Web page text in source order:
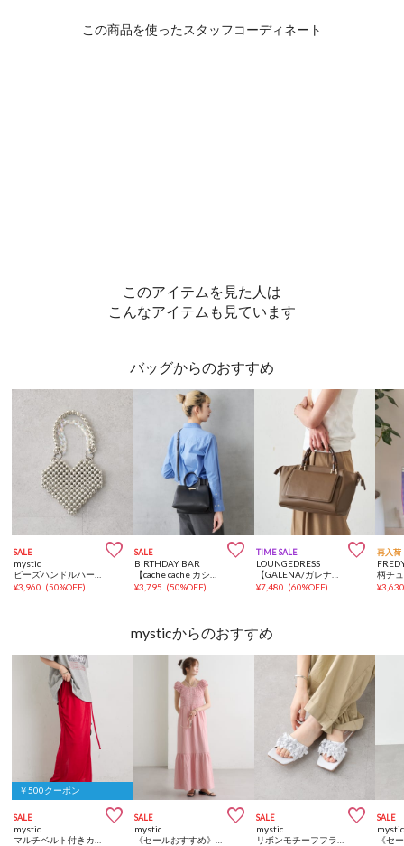
このアイテムを見た人は
こんなアイテムも見ています
バッグからのおすすめ
SALE 
mystic
¥3,960 (50%OFF)
SALE 
BIRTHDAY BAR
¥3,795 (50%OFF)
TIME SALE 
LOUNGEDRESS
¥7,480 (60%OFF)
再入荷
¥
mysticからのおすすめ
￥500クーポン
SALE 
mystic
SALE 
mystic
SALE 
mystic
SALE
mystic